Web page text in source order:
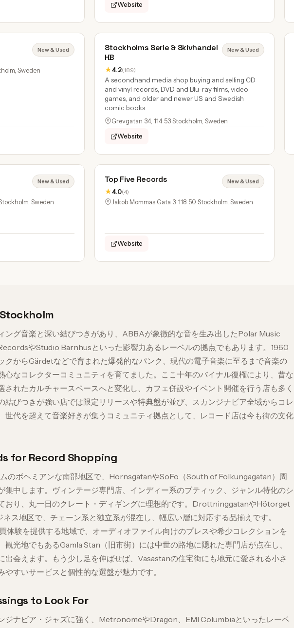
Website
New & Used
Sweden
Stockholms Serie & Skivhandel
HB
★4.2(189)
New & Used
A secondhand media shop buying and selling CD
and vinyl records, DVD and Blu-ray films, video
games, and older and newer US and Swedish
comic books.
Grevgatan 34, 114 53 Stockholm, Sweden
Website
New & Used
Sweden
Top Five Records
★4.0(4)
New & Used
Jakob Mommas Gata 3, 118 50 Stockholm, Sweden
Website
ング音楽と深い結びつきがあり、ABBAが象徴的な音を生み出したPolar Music
やStudio Barnhusといった影響力あるレーベルの拠点でもあります。1960
クからGärdetなどで育まれた爆発的なパンク、現代の電子音楽に至るまで音楽の
心なコレクターコミュニティを育てました。ここ十年のバイナル復権により、昔な
されたカルチャースペースへと変化し、カフェ併設やイベント開催を行う店も多く
結びつきが強い店では限定リリースや特典盤が並び、スカンジナビア全域からコレ
世代を超えて音楽好きが集うコミュニティ拠点として、レコード店は今も街の文化
for Record Shopping
のボヘミアンな南部地区で、HornsgatanやSoFo（South of Folkungagatan）周
集中します。ヴィンテージ専門店、インディー系のブティック、ジャンル特化のシ
おり、丸一日のクレート・ディギングに理想的です。DrottninggatanやHötorget
ス地区で、チェーン系と独立系が混在し、幅広い層に対応する品揃えです。
体験を提供する地域で、オーディオファイル向けのプレスや希少コレクションを
光地でもあるGamla Stan（旧市街）には中世の路地に隠れた専門店が点在し、
出会えます。もう少し足を伸ばせば、Vasastanの住宅街にも地元に愛される小さ
すいサービスと個性的な選盤が魅力です。
to Look For
ジナビア・ジャズに強く、MetronomeやDragon、EMI Columbiaといったレーベ